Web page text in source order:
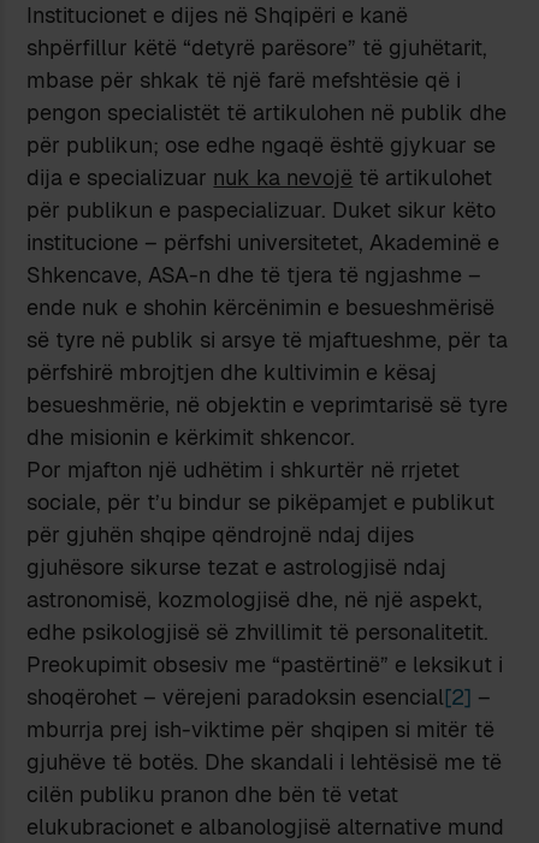
Institucionet e dijes në Shqipëri e kanë
shpërfillur këtë “detyrë parësore” të gjuhëtarit,
mbase për shkak të një farë mefshtësie që i
pengon specialistët të artikulohen në publik dhe
për publikun; ose edhe ngaqë është gjykuar se
dija e specializuar nuk ka nevojë të artikulohet
për publikun e paspecializuar. Duket sikur këto
institucione – përfshi universitetet, Akademinë e
Shkencave, ASA-n dhe të tjera të ngjashme –
ende nuk e shohin kërcënimin e besueshmërisë
së tyre në publik si arsye të mjaftueshme, për ta
përfshirë mbrojtjen dhe kultivimin e kësaj
besueshmërie, në objektin e veprimtarisë së tyre
dhe misionin e kërkimit shkencor.
Por mjafton një udhëtim i shkurtër në rrjetet
sociale, për t’u bindur se pikëpamjet e publikut
për gjuhën shqipe qëndrojnë ndaj dijes
gjuhësore sikurse tezat e astrologjisë ndaj
astronomisë, kozmologjisë dhe, në një aspekt,
edhe psikologjisë së zhvillimit të personalitetit.
Preokupimit obsesiv me “pastërtinë” e leksikut i
shoqërohet – vërejeni paradoksin esencial[2] –
mburrja prej ish-viktime për shqipen si mitër të
gjuhëve të botës. Dhe skandali i lehtësisë me të
cilën publiku pranon dhe bën të vetat
elukubracionet e albanologjisë alternative mund